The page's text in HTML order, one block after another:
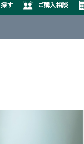
す ご購入相談